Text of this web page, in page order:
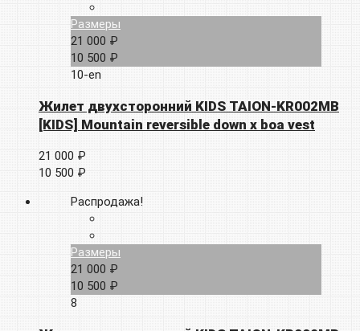
Размеры
21 000 ₽
10 500 ₽
10-en
Жилет двухсторонний KIDS TAION-KR002MB
[KIDS] Mountain reversible down x boa vest
21 000 ₽
10 500 ₽
Распродажа!
Размеры
21 000 ₽
10 500 ₽
8